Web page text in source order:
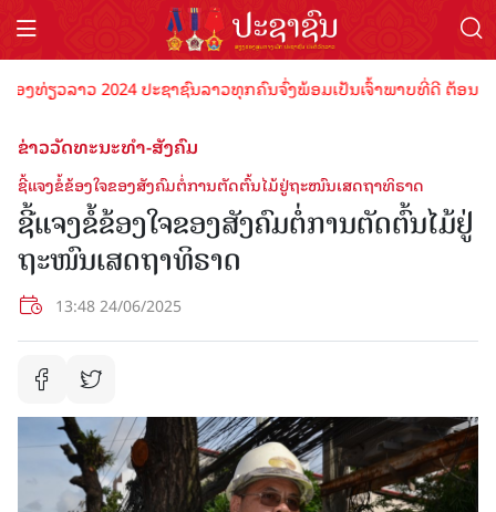
ວລາວ 2024 ປະຊາຊົນລາວທຸກຄົນຈົ່ງພ້ອມເປັນເຈົ້າພາບທີ່ດີ ຕ້ອນຮັບນັ
ຂ່າວວັດທະນະທຳ-ສັງຄົມ
ຊີ້ແຈງຂໍ້ຂ້ອງໃຈຂອງສັງຄົມຕໍ່ການຕັດຕົ້ນໄມ້ຢູ່ຖະໜົນເສດຖາທິຣາດ
ຊີ້ແຈງຂໍ້ຂ້ອງໃຈຂອງສັງຄົມຕໍ່ການຕັດຕົ້ນໄມ້ຢູ່
ຖະໜົນເສດຖາທິຣາດ
13:48 24/06/2025